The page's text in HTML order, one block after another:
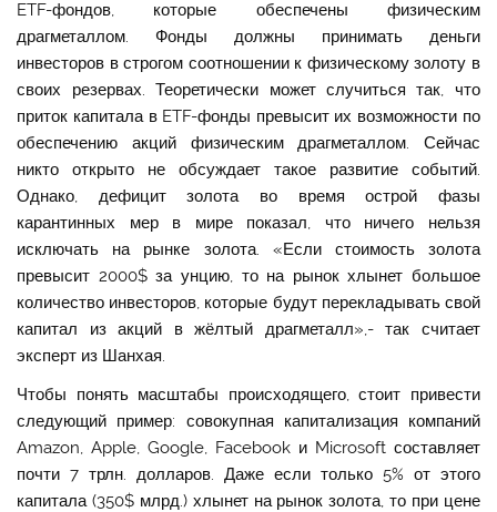
ETF-фондов, которые обеспечены физическим
драгметаллом. Фонды должны принимать деньги
инвесторов в строгом соотношении к физическому золоту в
своих резервах. Теоретически может случиться так, что
приток капитала в ETF-фонды превысит их возможности по
обеспечению акций физическим драгметаллом. Сейчас
никто открыто не обсуждает такое развитие событий.
Однако, дефицит золота во время острой фазы
карантинных мер в мире показал, что ничего нельзя
исключать на рынке золота. «Если стоимость золота
превысит 2000$ за унцию, то на рынок хлынет большое
количество инвесторов, которые будут перекладывать свой
капитал из акций в жёлтый драгметалл»,- так считает
эксперт из Шанхая.
Чтобы понять масштабы происходящего, стоит привести
следующий пример: совокупная капитализация компаний
Amazon, Apple, Google, Facebook и Microsoft составляет
почти 7 трлн. долларов. Даже если только 5% от этого
капитала (350$ млрд.) хлынет на рынок золота, то при цене